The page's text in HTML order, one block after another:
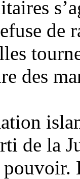
de
des
de la